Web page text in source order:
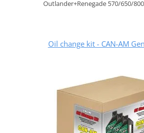
Outlander+Renegade 570/650/
Oil change kit - CAN-AM